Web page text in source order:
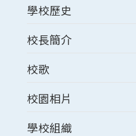
學校歷史
校長簡介
校歌
校園相片
學校組織